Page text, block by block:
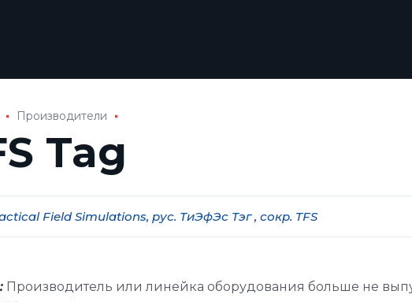
Производители
Tag
Field Simulations, рус. ТиЭфЭс Тэг , сокр. TFS
Производитель или линейка оборудования больше не